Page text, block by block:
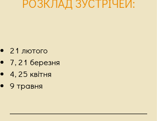
РОЗКЛАД ЗУСТРІЧЕЙ:
21 лютого
7, 21 березня
4, 25 квітня
9 травня